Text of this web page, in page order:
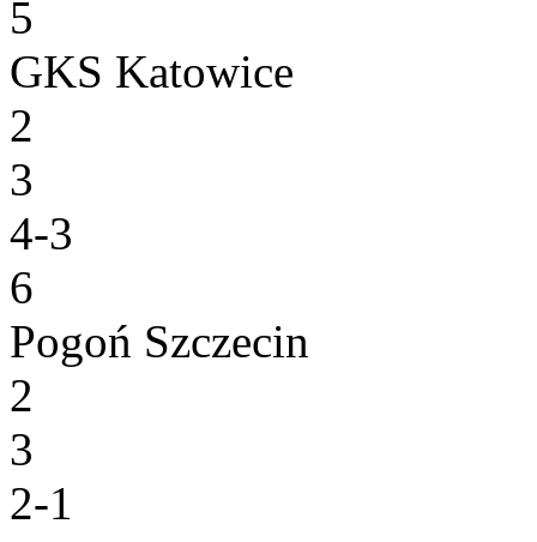
5
GKS Katowice
2
3
4-3
6
Pogoń Szczecin
2
3
2-1